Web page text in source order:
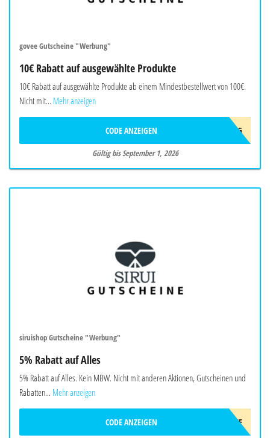
govee Gutscheine "Werbung"
10€ Rabatt auf ausgewählte Produkte
10€ Rabatt auf ausgewählte Produkte ab einem Mindestbestellwert von 100€.
Nicht mit... Mehr anzeigen
10AFFAUG
CODE ANZEIGEN
Gültig bis September 1, 2026
siruishop Gutscheine "Werbung"
5% Rabatt auf Alles
5% Rabatt auf Alles. Kein MBW. Nicht mit anderen Aktionen, Gutscheinen und
Rabatten... Mehr anzeigen
AFF5OFF
CODE ANZEIGEN